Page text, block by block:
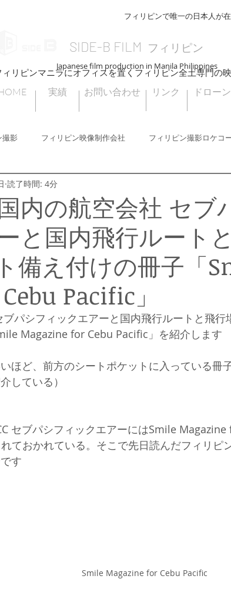
SIDE-B FILM フィリピン
フィリピンで唯一の日本人が
Japanese film production in Manila Philippines
ィリピンマニラにオフィスを置くフィリピン全土専門の
実績 お問い合わせ リンク ドローン
撮影 フィリピン映像制作会社 フィリピン撮影ロケコ
リピンビデオグラファー
ピンの子どもたちの遊び フィリピン大統領選挙 ナ
リピンロケ ボラカイ島 フィリピンビザ パラワ
ピンネタ 文化遺産 フィリピンのお祭り ダバ
内の航空会社 セブ
と国内飛行ルート
備え付けの冊子「
Pacific」
読了時間: 4分
パシフィックエアーと国内飛行ルートと飛行
Magazine for Cebu Pacific」を紹介します
ほど、前方のシートポケットに入っている冊
している）
セブパシフィックエアーにはSmile Magazine
ておかれている。そこで先日読んだフィリピ
す
Smile Magazine for Cebu Pacific